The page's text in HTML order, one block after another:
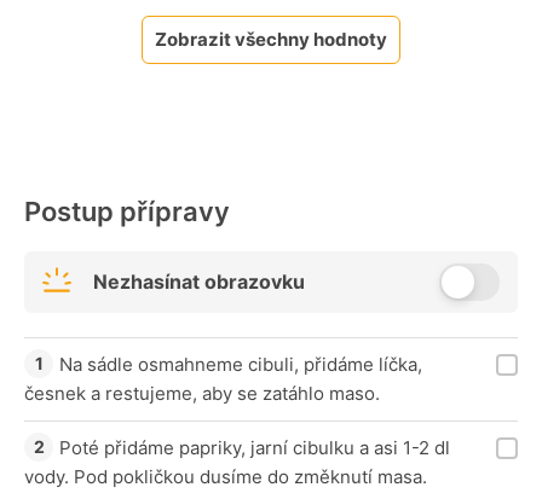
Zobrazit všechny hodnoty
Postup přípravy
Nezhasínat obrazovku
Na sádle osmahneme cibuli, přidáme líčka,
česnek a restujeme, aby se zatáhlo maso.
Poté přidáme papriky, jarní cibulku a asi 1-2 dl
vody. Pod pokličkou dusíme do změknutí masa.